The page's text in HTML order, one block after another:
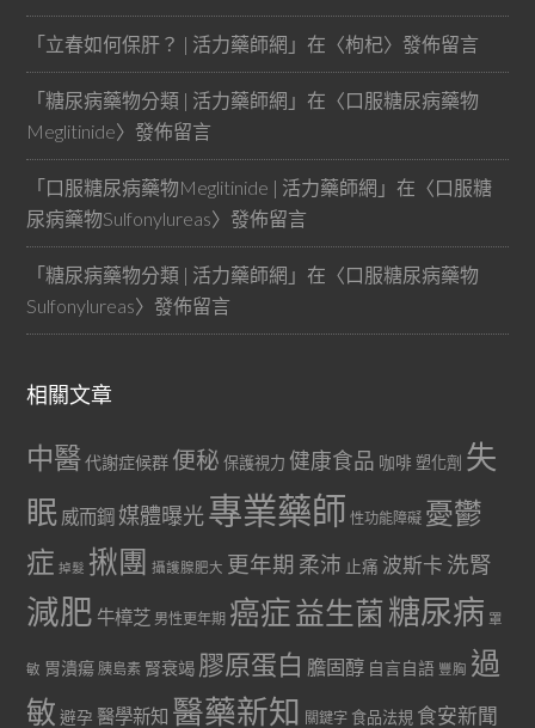
「立春如何保肝？ | 活力藥師網 」在〈枸杞〉發佈留言
「糖尿病藥物分類 | 活力藥師網 」在〈口服糖尿病藥物
Meglitinide〉發佈留言
「口服糖尿病藥物Meglitinide | 活力藥師網 」在〈口服糖
尿病藥物Sulfonylureas〉發佈留言
「糖尿病藥物分類 | 活力藥師網 」在〈口服糖尿病藥物
Sulfonylureas〉發佈留言
相關文章
中醫代謝症候群 便秘 保護視力 健康食品 咖啡 塑化劑 失
眠 威而鋼 媒體曝光專業藥師 性功能障礙 憂鬱
症 掉髮 揪團 攝護腺肥大 更年期 柔沛 止痛 波斯卡 洗腎
減肥 牛樟芝 男性更年期 癌症益生菌 糖尿病 罩
敏 胃潰瘍 胰島素 腎衰竭 膠原蛋白 膽固醇 自言自語 豐胸 過
敏 避孕 醫學新知 醫藥新知 關鍵字 食品法規 食安新聞